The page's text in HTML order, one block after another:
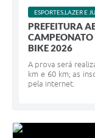
ESPORTES,LAZER E
PREFEITURA
CAMPEONATO
BIKE 2026
A prova será
km e 60 km; as
pela internet.